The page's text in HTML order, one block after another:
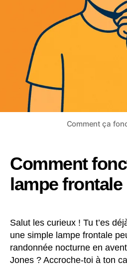
Comment ça
Comment
lampe frontale
Salut les curieux ! Tu t’es
une simple lampe frontale
randonnée nocturne en
Jones ? Accroche-toi à ton